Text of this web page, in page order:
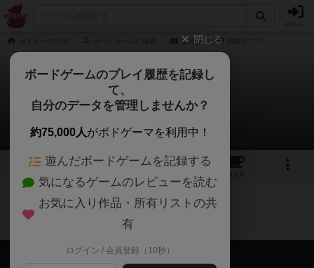
蟲神器
蟲神器
0件の戦略やコツ
3 2 2
カフェ
蟲神器のトップに戻る
会員の新しい投稿
閉じる
ボードゲームのプレイ履歴を記録し
て、
自分のデータを管理しませんか？
約75,000人がボドゲーマを利用中！
遊んだボードゲームを記録する
気になるゲームのレビューを読む
お気に入り作品・所有リストの共
有
ログイン / 会員登録（10秒）